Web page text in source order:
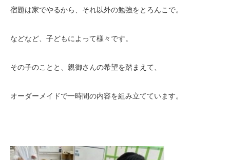
宿題は家でやるから、それ以外の勉強をとろんこで。
などなど、子どもによって様々です。
その子のことと、親御さんの希望を踏まえて、
オーダーメイドで一時間の内容を組み立てています。